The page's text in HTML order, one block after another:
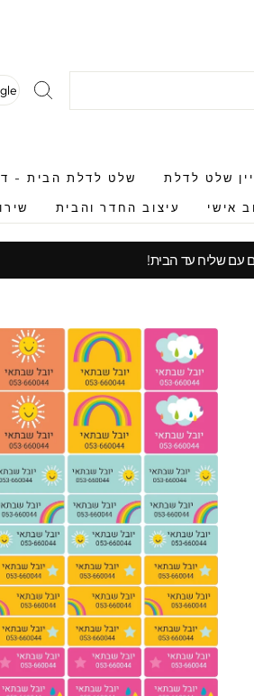
שלט לדלת שלט לדלת הבית -
אישי עיצוב החדר והבית
עם שליח עד הבית!